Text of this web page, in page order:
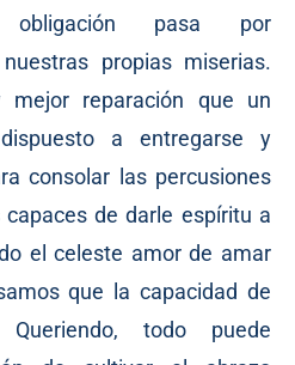
obligación pasa por
propias miserias.
mejor reparación que un
a entregarse y
consolar las percusiones
de darle espíritu a
el celeste amor de amar
que la capacidad de
todo puede